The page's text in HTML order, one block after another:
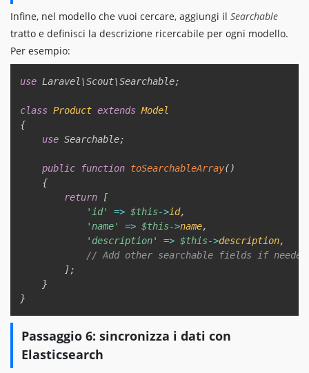
Infine, nel modello che vuoi cercare, aggiungi il Searchable
tratto e definisci la descrizione ricercabile per ogni modello.
Per esempio:
use Laravel \Scout\Searchable;
class Product extends Model
{
use Searchable;
public function toSearchableArray()
{
return
[
'id'
=> $this->id,
'name'
=> $this->name,
'description'
=> $this->description,
// Add other searchable fields if
];
}
}
Passaggio 6: sincronizza i dati con
Elasticsearch